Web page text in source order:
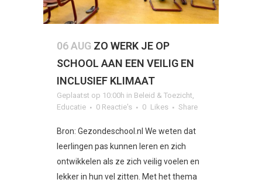
06 AUG ZO WERK JE OP
SCHOOL AAN EEN VEILIG EN
INCLUSIEF KLIMAAT
Geplaatst op 10:00h in Beleid & Toezicht,
Educatie
0 Reactie's 0 Likes Share
Bron: Gezondeschool.nl We weten dat
leerlingen pas kunnen leren en zich
ontwikkelen als ze zich veilig voelen en
lekker in hun vel zitten. Met het thema